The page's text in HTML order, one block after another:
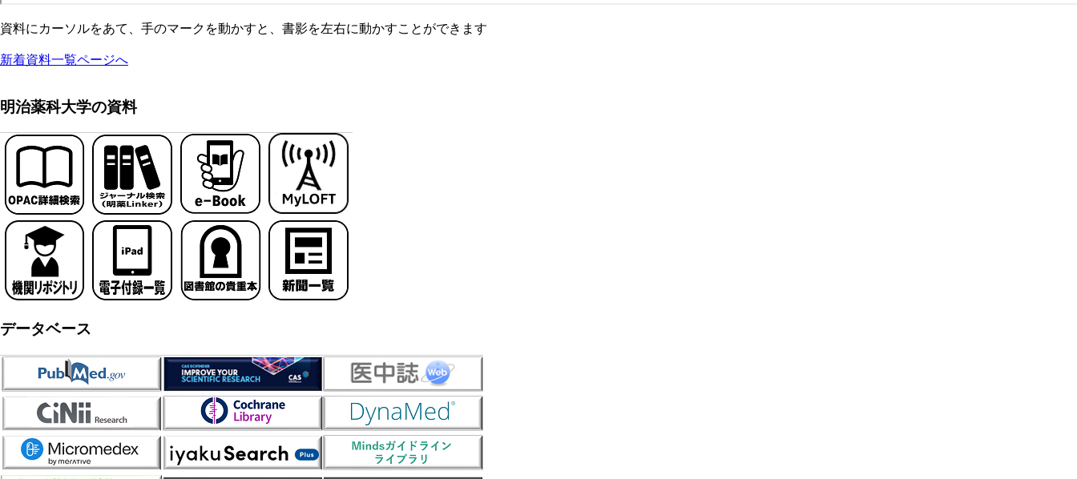
資料にカーソルをあて、手のマークを動かすと、書影を左右に動かすことができます
新着資料一覧ページへ
明治薬科大学の資料
データベース